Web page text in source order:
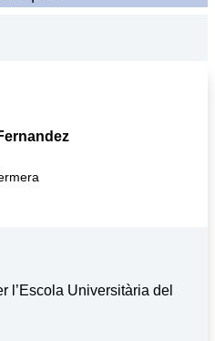
l’Escola Universitària del